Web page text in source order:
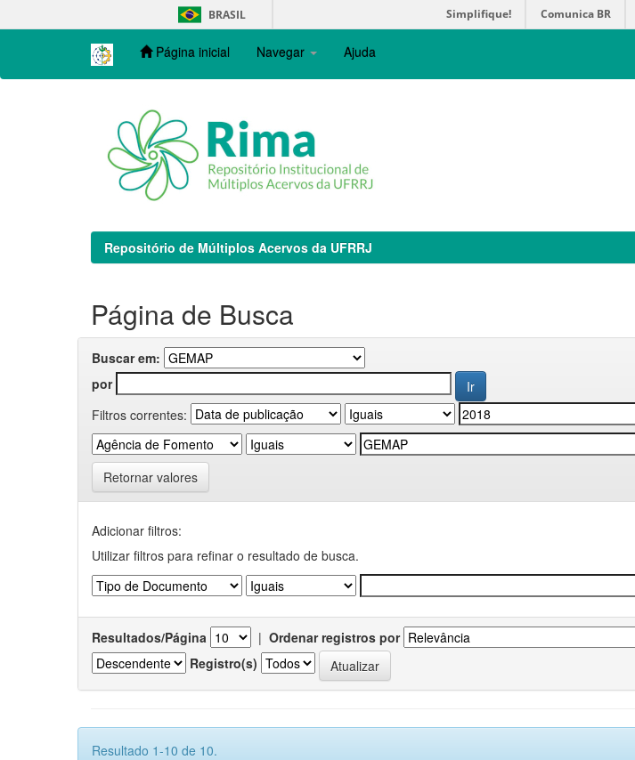
navigation
BRASIL Simplifique! Comunica BR
Página inicial Navegar Ajuda
Repositório de Múltiplos Acervos da UFRRJ
Página de Busca
Buscar em:
por
Filtros correntes:
Retornar valores
Adicionar filtros:
Utilizar filtros para refinar o resultado de busca.
Resultados/Página | Ordenar registros por
Registro(s)
Resultado 1-10 de 10.